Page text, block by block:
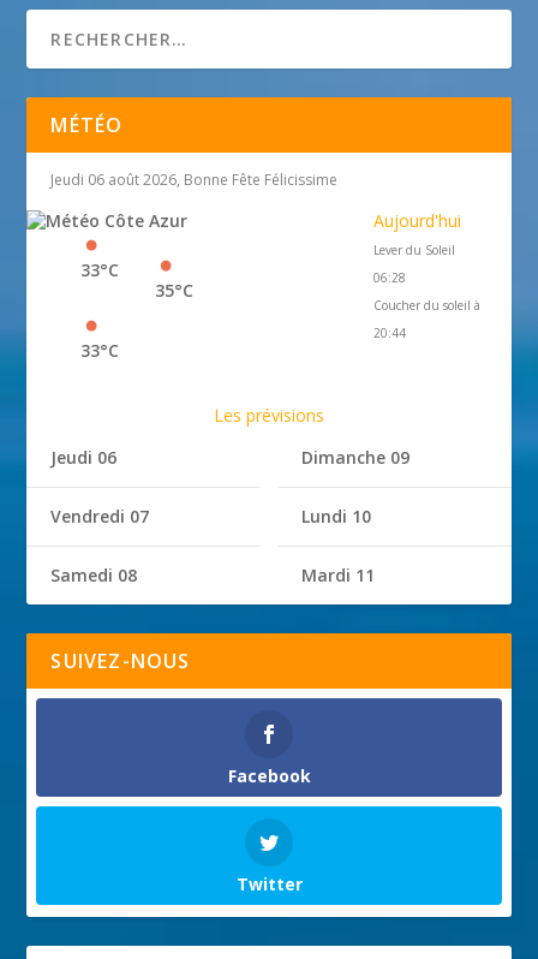
MÉTÉO
Jeudi 06 août 2026, Bonne Fête Félicissime
35°C
33°C
33°C
Aujourd'hui
Lever du Soleil
06:28
Coucher du soleil à
20:44
Les prévisions
Jeudi 06
Vendredi 07
Samedi 08
Dimanche 09
Lundi 10
Mardi 11
SUIVEZ-NOUS
Facebook
Twitter